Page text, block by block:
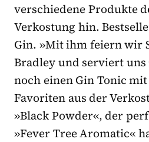
verschiedene Produkte
Verkostung hin.
Gin. »Mit ihm feiern wir
Bradley und serviert uns
noch einen Gin Tonic
Favoriten aus der
»Black Powder«, der
»Fever Tree Aromatic«